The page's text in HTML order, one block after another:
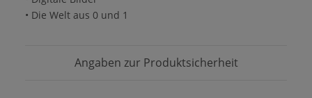
• Die Welt aus 0 und 1
Angaben zur Produktsicherheit